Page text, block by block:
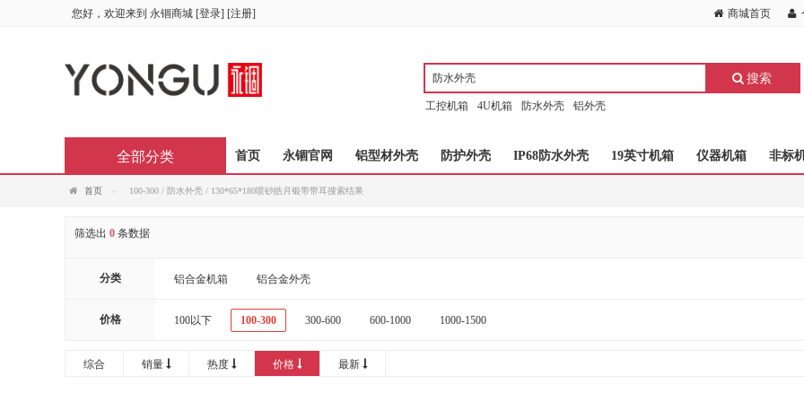
您好，欢迎来到 永锢商城 [登录] [注册] 商城首页
搜索
工控机箱 4U机箱 防水外壳 铝外壳
首页 永锢官网 铝型材外壳 防护外壳 IP68防水外壳 19英寸机箱 仪器机箱 非标
全部分类
首页 100-300 / 防水外壳 / 130*65*180喷砂皓月银带带耳搜索结果
筛选出 0 条数据
分类 铝合金机箱 铝合金外壳
价格 100以下 100-300 300-600 600-1000 1000-1500
综合 销量 热度 价格 最新